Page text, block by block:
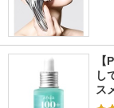
し
ス